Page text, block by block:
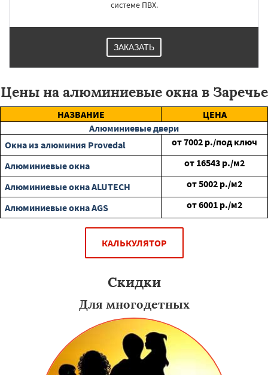
системе ПВХ.
ЗАКАЗАТЬ
Цены на алюминиевые окна в Заречье
НАЗВАНИЕ
ЦЕНА
Алюминиевые двери
Окна из алюминия Provedal
от7002 р./под ключ
Алюминиевые окна
от 16543 р./м2
Алюминиевые окна ALUTECH
от5002 р./м2
Алюминиевые окна AGS
от6001 р./м2
КАЛЬКУЛЯТОР
Скидки
Для многодетных